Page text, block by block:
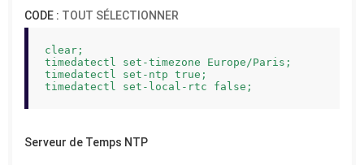
CODE : TOUT SÉLECTIONNER
clear;
timedatectl set-timezone Europe/Paris;
timedatectl set-ntp true;
timedatectl set-local-rtc false;
Serveur de Temps NTP